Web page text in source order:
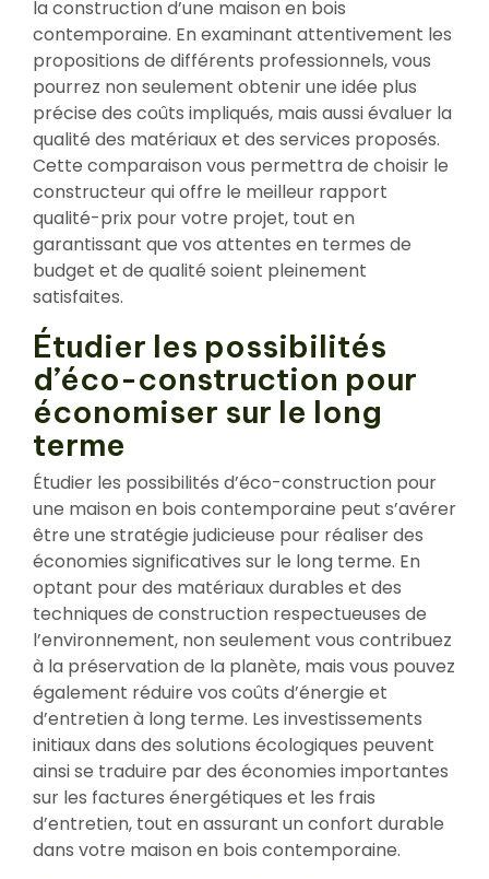
la construction d’une maison en bois
contemporaine. En examinant attentivement les
propositions de différents professionnels, vous
pourrez non seulement obtenir une idée plus
précise des coûts impliqués, mais aussi évaluer la
qualité des matériaux et des services proposés.
Cette comparaison vous permettra de choisir le
constructeur qui offre le meilleur rapport
qualité-prix pour votre projet, tout en
garantissant que vos attentes en termes de
budget et de qualité soient pleinement
satisfaites.
Étudier les possibilités
d’éco-construction pour
économiser sur le long
terme
Étudier les possibilités d’éco-construction pour
une maison en bois contemporaine peut s’avérer
être une stratégie judicieuse pour réaliser des
économies significatives sur le long terme. En
optant pour des matériaux durables et des
techniques de construction respectueuses de
l’environnement, non seulement vous contribuez
à la préservation de la planète, mais vous pouvez
également réduire vos coûts d’énergie et
d’entretien à long terme. Les investissements
initiaux dans des solutions écologiques peuvent
ainsi se traduire par des économies importantes
sur les factures énergétiques et les frais
d’entretien, tout en assurant un confort durable
dans votre maison en bois contemporaine.